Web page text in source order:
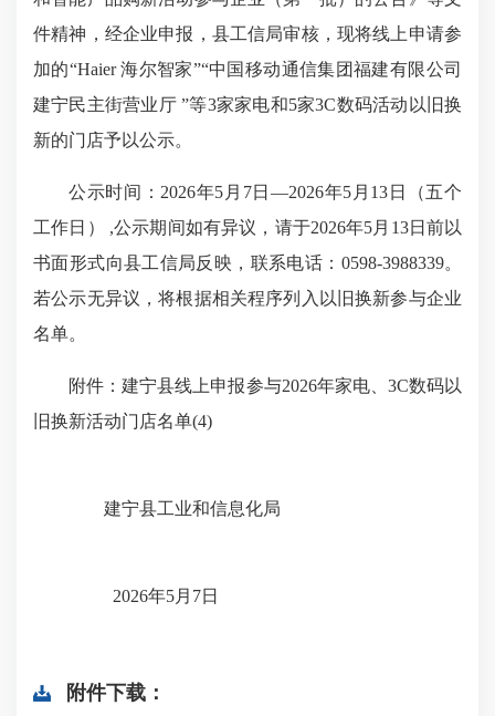
件精神，经企业申报，县工信局审核，现将线上申请参
加的“Haier 海尔智家”“中国移动通信集团福建有限公司
建宁民主街营业厅 ”等3家家电和5家3C数码活动以旧换
新的门店予以公示。
公示时间：2026年5月7日—2026年5月13日（五个
工作日） ,公示期间如有异议，请于2026年5月13日前以
书面形式向县工信局反映，联系电话：0598-3988339。
若公示无异议，将根据相关程序列入以旧换新参与企业
名单。
附件：建宁县线上申报参与2026年家电、3C数码以
旧换新活动门店名单(4)
建宁县工业和信息化局
2026年5月7日
附件下载：